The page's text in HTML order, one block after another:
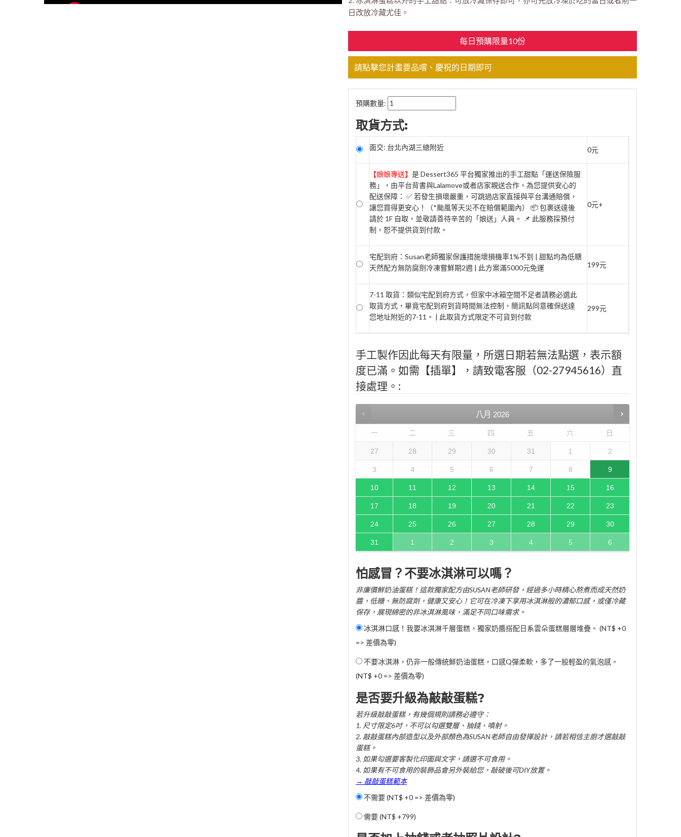
日改放冷藏尤佳。
每日預購限量10份
請點擊您計畫要品嚐、慶祝的日期即可
預購數量:
取貨方式:
面交: 台北內湖三總附近 0元
【娘娘專送】 是 Dessert365 平台獨家推出的手工甜點「運送保險服
務」，由平台背書與Lalamove或者店家親送合作，為您提供安心的
配送保障： ✅ 若發生損壞嚴重，可跳過店家直接與平台溝通賠償，
讓您買得更安心！（*颱風等天災不在賠償範圍內） 📦 包裹送達後
請於 1F 自取，並敬請善待辛苦的「娘送」人員。 📌 此服務採預付
制，恕不提供貨到付款。
0元+
宅配到府：Susan老師獨家保護措施壞損機率1%不到 | 甜點均為低糖
天然配方無防腐劑冷凍嘗鮮期2週 | 此方案滿5000元免運
199元
7-11 取貨：類似宅配到府方式，但家中冰箱空間不足者請務必選此
取貨方式，畢竟宅配到府到貨時間無法控制，簡訊點同意確保送達
您地址附近的7-11。 | 此取貨方式限定不可貨到付款
299元
手工製作因此每天有限量，所選日期若無法點選，表示額
度已滿。如需【插單】，請致電客服（02-27945616）直
接處理。:
八月 2026
一 二 三 四 五 六 日
27 28 29 30 31 1 2
3 4 5 6 7 8 9
10 11 12 13 14 15 16
17 18 19 20 21 22 23
24 25 26 27 28 29 30
31 1 2 3 4 5 6
怕感冒？不要冰淇淋可以嗎？
非廉價鮮奶油蛋糕！這款獨家配方由SUSAN老師研發，經過多小時精心熬煮而成天然奶
醬，低糖、無防腐劑，健康又安心！它可在冷凍下享用冰淇淋般的濃郁口感，或僅冷藏
保存，展現綿密的非冰淇淋風味，滿足不同口味需求。
冰淇淋口感！我要冰淇淋千層蛋糕，獨家奶醬搭配日系雲朵蛋糕層層堆疊。 (NT$ +0
=> 差價為零)
不要冰淇淋，仍非一般傳統鮮奶油蛋糕，口感Q彈柔軟，多了一股輕盈的氣泡感。
(NT$ +0 => 差價為零)
是否要升級為敲敲蛋糕?
若升級敲敲蛋糕，有幾個規則請務必遵守：
1. 尺寸限定6吋，不可以勾選雙層、抽錢、噴射。
2. 敲敲蛋糕內部造型以及外部顏色為SUSAN老師自由發揮設計，請若相信主廚才選敲敲
蛋糕。
3. 如果勾選要客製化印圖與文字，請選不可食用。
4. 如果有不可食用的裝飾品會另外裝給您，敲破後可DIY放置。
→ 敲敲蛋糕範本
不需要 (NT$ +0 => 差價為零)
需要 (NT$ +799)